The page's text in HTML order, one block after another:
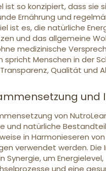
ist so konzipiert, dass sie
Ernährung und
ist es, die natürliche
und das allgemeine
medizinische
spricht Menschen in der
Qualität und
und
von
und natürliche
in Harmonieseren
verwendet werden.
Synergie, um Energielevel,
und eine